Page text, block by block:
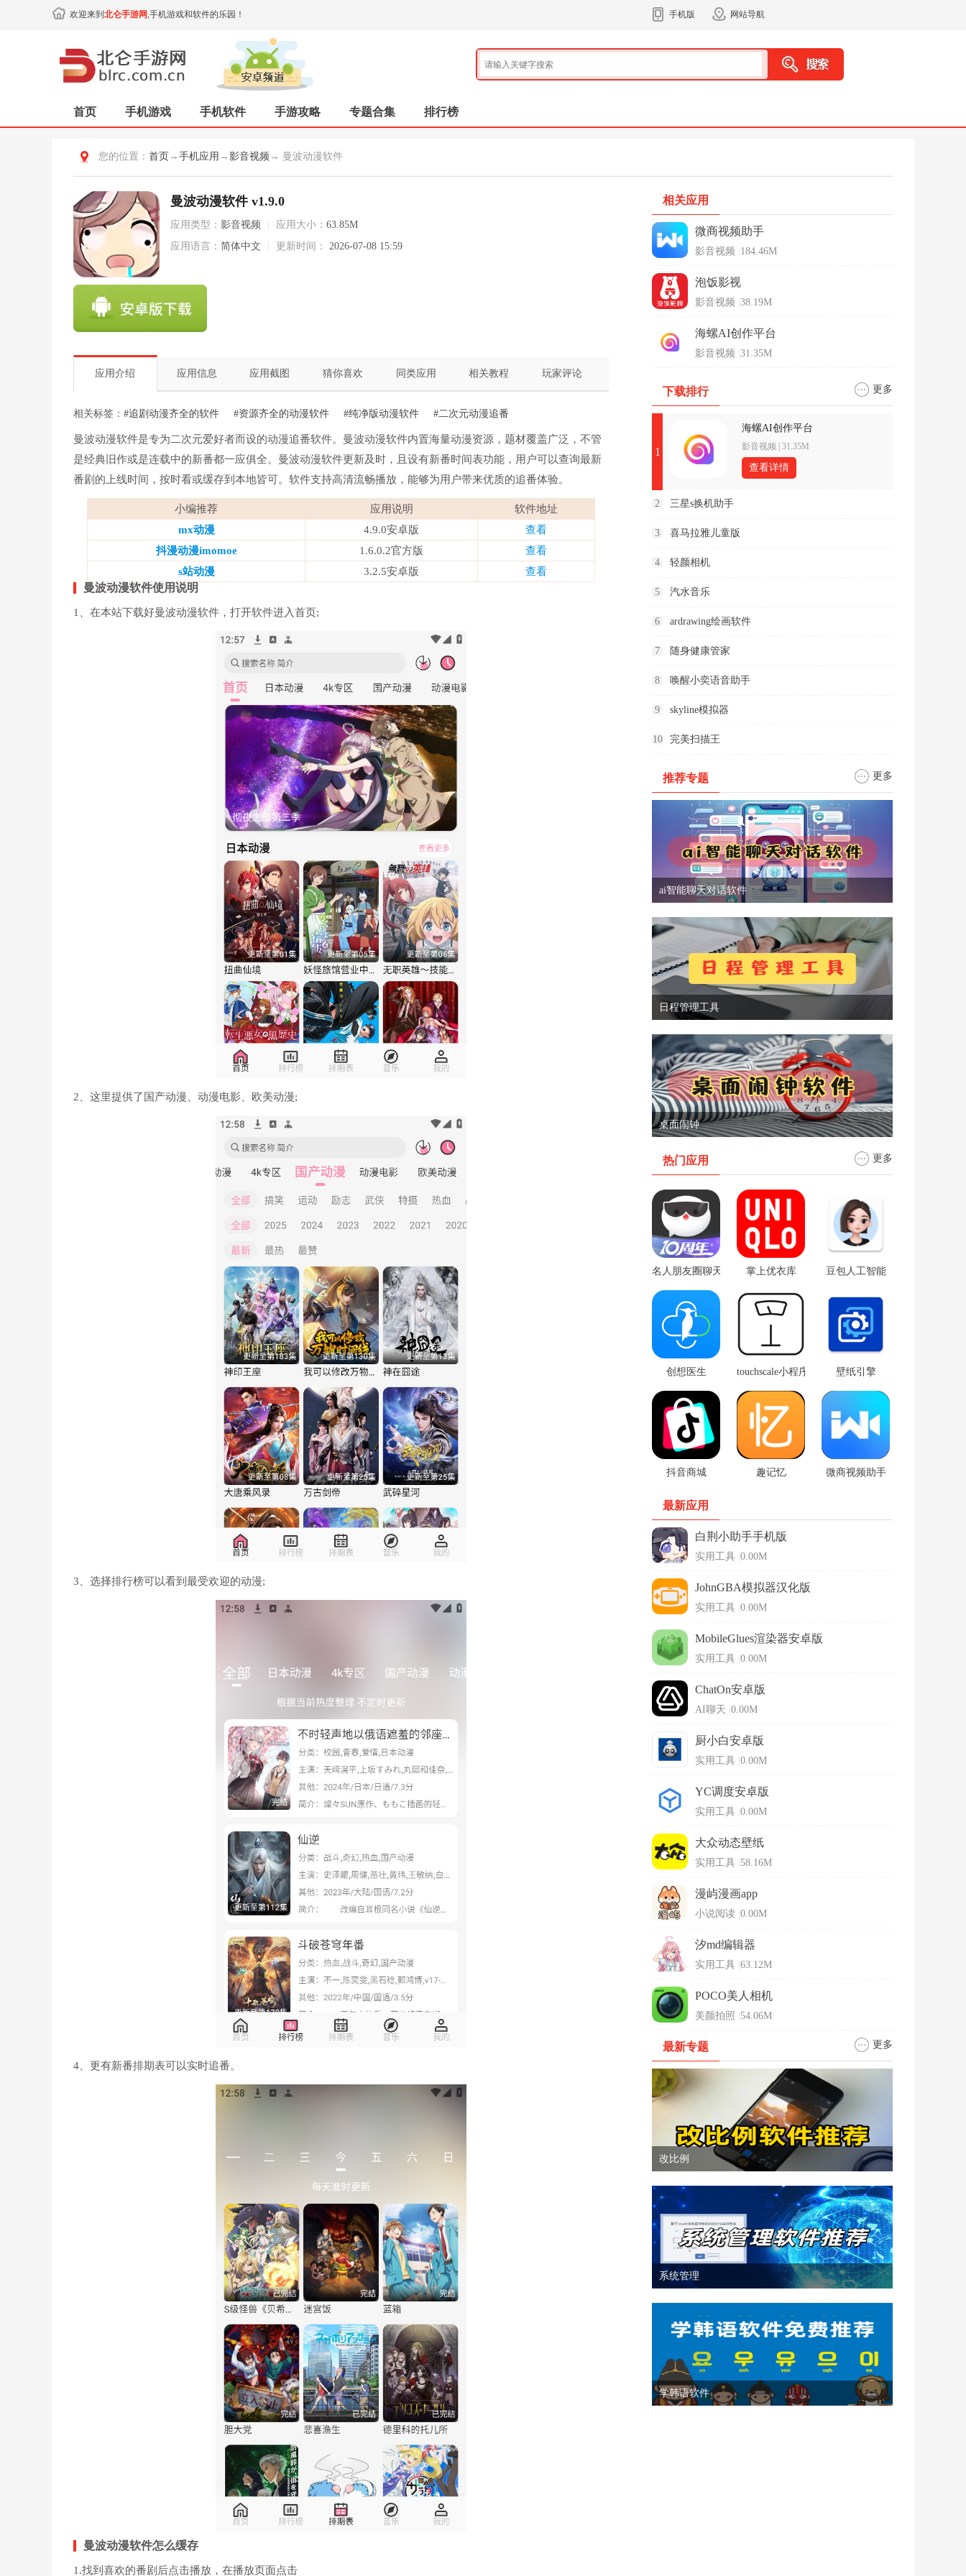
欢迎来到 北仑手游网,手机游戏和软件的乐园！ 手机版 网站导航
首页 手机游戏 手机软件 手游攻略 专题合集 排行榜
您的位置： 首页 → 手机应用 → 影音视频 → 曼波动漫软件
曼波动漫软件 v1.9.0
应用类型： 影音视频 应用大小： 63.85M
应用语言： 简体中文 更新时间： 2026-07-08 15:59
应用介绍 应用信息 应用截图 猜你喜欢 同类应用 相关教程 玩家评论
相关标签： #追剧动漫齐全的软件 #资源齐全的动漫软件 #纯净版动漫软件 #二次元动漫追番
曼波动漫软件是专为二次元爱好者而设的动漫追番软件。曼波动漫软件内置海量动漫资源，题材覆盖广泛，不管
是经典旧作或是连载中的新番都一应俱全。曼波动漫软件更新及时，且设有新番时间表功能，用户可以查询最新
番剧的上线时间，按时看或缓存到本地皆可。软件支持高清流畅播放，能够为用户带来优质的追番体验。
小编推荐 应用说明
软件地址
mx动漫
4.9.0安卓版
查看
抖漫动漫imomoe
1.6.0.2官方版
查看
s站动漫
3.2.5安卓版 查看
曼波动漫软件使用说明
1、在本站下载好曼波动漫软件，打开软件进入首页;
2、这里提供了国产动漫、动漫电影、欧美动漫;
3、选择排行榜可以看到最受欢迎的动漫;
4、更有新番排期表可以实时追番。
曼波动漫软件怎么缓存
1.找到喜欢的番剧后点击播放，在播放页面点击
相关应用
微商视频助手
影音视频 184.46M
泡饭影视
影音视频 38.19M
海螺AI创作平台
影音视频 31.35M
下载排行 更多
1
海螺AI创作平台
影音视频 31.35M
查看详情
2 三星s换机助手
3 喜马拉雅儿童版
4 轻颜相机
5 汽水音乐
6 ardrawing绘画软件
7 随身健康管家
8 唤醒小奕语音助手
9 skyline模拟器
10 完美扫描王
推荐专题 更多
ai智能聊天对话软件
日程管理工具
桌面闹钟
热门应用 更多
名人朋友圈聊天软件 掌上优衣库 豆包人工智能
创想医生 touchscale小程序 壁纸引擎
抖音商城 趣记忆 微商视频助手
最新应用
白荆小助手手机版
实用工具 0.00M
JohnGBA模拟器汉化版
实用工具 0.00M
MobileGlues渲染器安卓版
实用工具 0.00M
ChatOn安卓版
AI聊天 0.00M
厨小白安卓版
实用工具 0.00M
YC调度安卓版
实用工具 0.00M
大众动态壁纸
实用工具 58.16M
漫屿漫画app
小说阅读 0.00M
汐md编辑器
实用工具 63.12M
POCO美人相机
美颜拍照 54.06M
最新专题 更多
改比例
系统管理
学韩语软件